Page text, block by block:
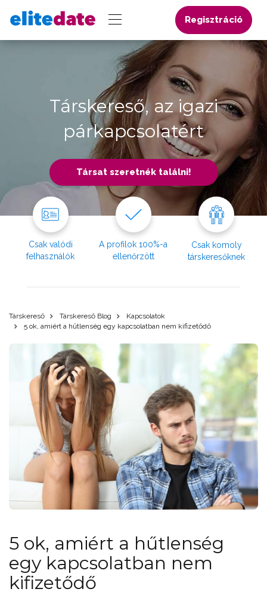
Regisztráció
Társkereső, az igazi
párkapcsolatért
Társat szeretnék találni!
Csak valódi
felhasználók
A profilok 100%-a
ellenőrzött
Csak komoly
társkeresőknek
Társkereső Társkereső Blog
Kapcsolatok
5 ok, amiért a hűtlenség egy kapcsolatban nem kifizetődő
5 ok, amiért a hűtlenség
egy kapcsolatban nem
kifizetődő